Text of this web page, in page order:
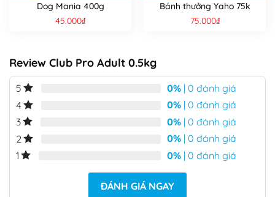
Dog Mania 400g
45.000₫
Bánh thưởng Yaho 75k
75.000₫
Review Club Pro Adult 0.5kg
5 0% | 0 đánh giá
4
0% | 0 đánh giá
3
0% | 0 đánh giá
2
0% | 0 đánh giá
1
0% | 0 đánh giá
ĐÁNH GIÁ NGAY